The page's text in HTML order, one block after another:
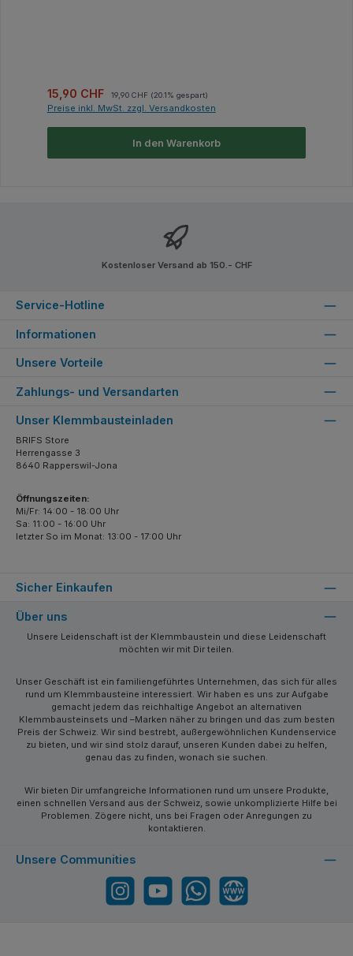
Verkaufspreis:
15,90 CHF Regulärer Preis:
19,90 CHF (20.1% gespart)
Preise inkl. MwSt. zzgl. Versandkosten
In den Warenkorb
Kostenloser Versand ab 150.- CHF
Service-Hotline
Informationen
Unsere Vorteile
Zahlungs- und Versandarten
Sicher Einkaufen
Unser Klemmbausteinladen
BRIFS Store
Herrengasse 3
8640 Rapperswil-Jona
Öffnungszeiten:
Mi/Fr: 14:00 - 18:00 Uhr
Sa: 11:00 - 16:00 Uhr
letzter So im Monat: 13:00 - 17:00 Uhr
Über uns
Unsere Leidenschaft ist der Klemmbaustein und diese Leidenschaft
möchten wir mit Dir teilen.
Unser Geschäft ist ein familiengeführtes Unternehmen, das sich für alles
rund um Klemmbausteine interessiert. Wir haben es uns zur Aufgabe
gemacht jedem das reichhaltige Angebot an alternativen
Klemmbausteinsets und –Marken näher zu bringen und das zum besten
Preis der Schweiz. Wir sind bestrebt, außergewöhnlichen Kundenservice
zu bieten, und wir sind stolz darauf, unseren Kunden dabei zu helfen,
genau das zu finden, wonach sie suchen.
Wir bieten Dir umfangreiche Informationen rund um unsere Produkte,
einen schnellen Versand aus der Schweiz, sowie unkomplizierte Hilfe bei
Problemen. Zögere nicht, uns bei Fragen oder Anregungen zu
kontaktieren.
Unsere Communities
Instagram YouTube WhatsApp Website